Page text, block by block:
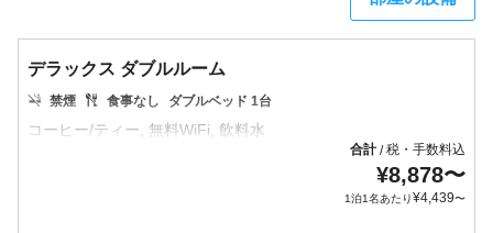
デラックス ダブルルーム
禁煙 食事なし ダブルベッド 1台
合計/税・手数料込
¥8,878〜
1泊1名あたり¥4,439〜